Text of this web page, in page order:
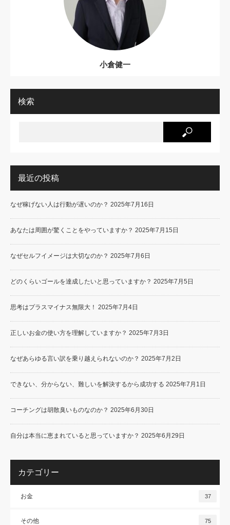
小倉健一
検索
最近の投稿
なぜ稼げない人は行動が遅いのか？ 2025年7月16日
あなたは周囲が驚くことをやっていますか？ 2025年7月15日
なぜセルフイメージは大切なのか？ 2025年7月6日
どのくらいゴールを達成したいと思っていますか？ 2025年7月5日
思考はプラスマイナス無限大！ 2025年7月4日
正しいお金の使い方を理解していますか？ 2025年7月3日
なぜあらゆる言い訳を乗り越えられないのか？ 2025年7月2日
できない、分からない、難しいを解決するから成功する 2025年7月1日
コーチングは胡散臭いものなのか？ 2025年6月30日
自分は本当に恵まれていると思っていますか？ 2025年6月29日
カテゴリー
お金 37
その他 75